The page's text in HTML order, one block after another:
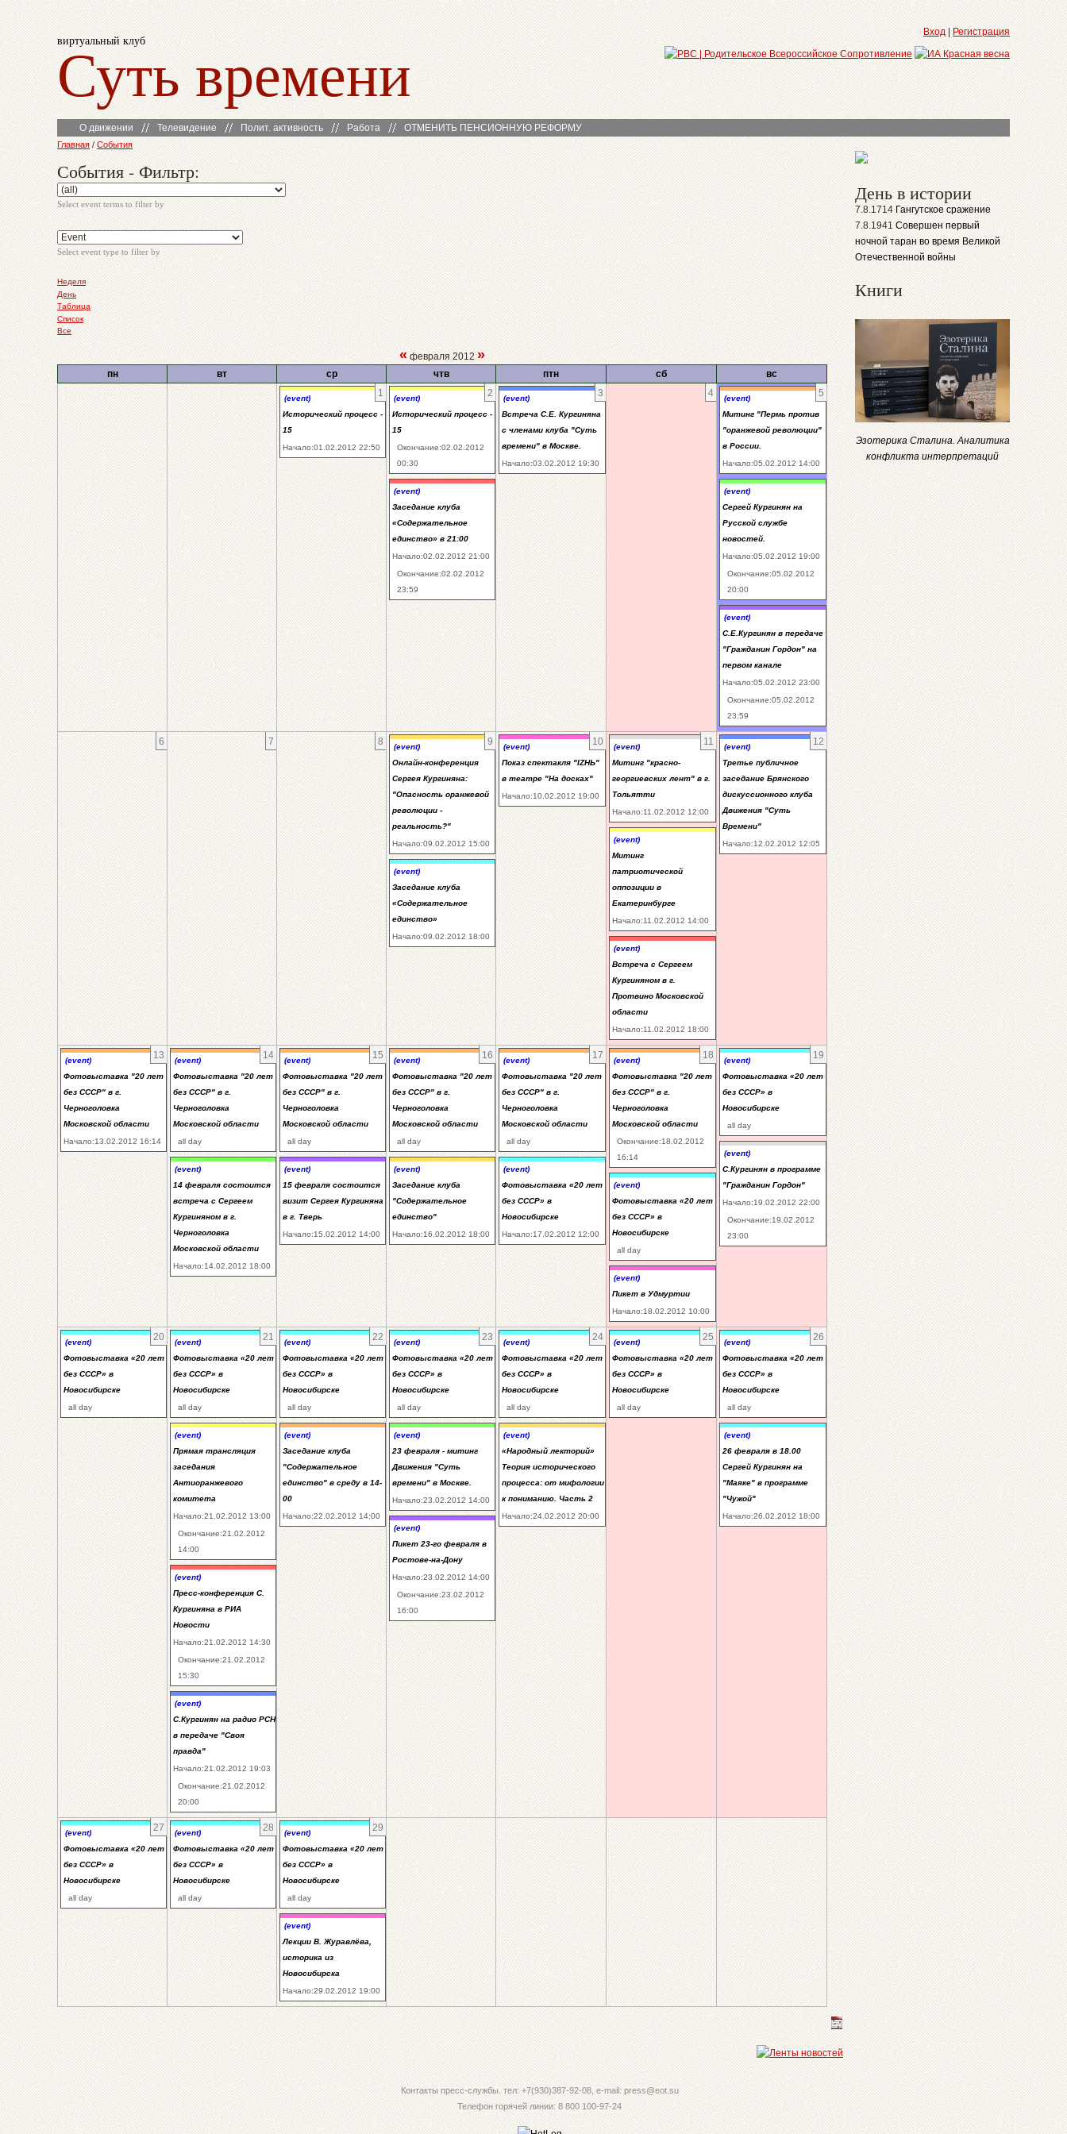
виртуальный клуб
Суть времени
Вход Регистрация
О движении Телевидение Полит. активность Работа ОТМЕНИТЬ ПЕНСИОННУЮ РЕФОРМУ
Главная / События
События - Фильтр:
Select event terms to filter by
Select event type to filter by
Неделя
День
Таблица
Список
Все
« февраля 2012 »
пн вт ср чтв птн сб
вс
1
(event)
Исторический процесс -
15
Начало:01.02.2012 22:50
2
(event)
Исторический процесс -
15
Окончание:02.02.2012
00:30
(event)
Заседание клуба
«Содержательное
единство» в 21:00
Начало:02.02.2012 21:00
Окончание:02.02.2012
23:59
3
(event)
Встреча С.Е. Кургиняна
с членами клуба "Суть
времени" в Москве.
Начало:03.02.2012 19:30
4 5
(event)
Митинг "Пермь против
"оранжевой революции"
в России.
Начало:05.02.2012 14:00
(event)
Сергей Кургинян на
Русской службе
новостей.
Начало:05.02.2012 19:00
Окончание:05.02.2012
20:00
(event)
С.Е.Кургинян в передаче
"Гражданин Гордон" на
первом канале
Начало:05.02.2012 23:00
Окончание:05.02.2012
23:59
6 7 8 9
(event)
Онлайн-конференция
Сергея Кургиняна:
"Опасность оранжевой
революции -
реальность?"
Начало:09.02.2012 15:00
(event)
Заседание клуба
«Содержательное
единство»
Начало:09.02.2012 18:00
10
(event)
Показ спектакля "IZНЬ"
в театре "На досках"
Начало:10.02.2012 19:00
11
(event)
Митинг "красно-
георгиевских лент" в г.
Тольятти
Начало:11.02.2012 12:00
(event)
Митинг
патриотической
оппозиции в
Екатеринбурге
Начало:11.02.2012 14:00
(event)
Встреча с Сергеем
Кургиняном в г.
Протвино Московской
области
Начало:11.02.2012 18:00
12
(event)
Третье публичное
заседание Брянского
дискуссионного клуба
Движения "Суть
Времени"
Начало:12.02.2012 12:05
13
(event)
Фотовыставка "20 лет
без СССР" в г.
Черноголовка
Московской области
Начало:13.02.2012 16:14
14
(event)
Фотовыставка "20 лет
без СССР" в г.
Черноголовка
Московской области
all day
(event)
14 февраля состоится
встреча с Сергеем
Кургиняном в г.
Черноголовка
Московской области
Начало:14.02.2012 18:00
15
(event)
Фотовыставка "20 лет
без СССР" в г.
Черноголовка
Московской области
all day
(event)
15 февраля состоится
визит Сергея Кургиняна
в г. Тверь
Начало:15.02.2012 14:00
16
(event)
Фотовыставка "20 лет
без СССР" в г.
Черноголовка
Московской области
all day
(event)
Заседание клуба
"Содержательное
единство"
Начало:16.02.2012 18:00
17
(event)
Фотовыставка "20 лет
без СССР" в г.
Черноголовка
Московской области
all day
(event)
Фотовыставка «20 лет
без СССР» в
Новосибирске
Начало:17.02.2012 12:00
18
(event)
Фотовыставка "20 лет
без СССР" в г.
Черноголовка
Московской области
Окончание:18.02.2012
16:14
(event)
Фотовыставка «20 лет
без СССР» в
Новосибирске
all day
(event)
Пикет в Удмуртии
Начало:18.02.2012 10:00
19
(event)
Фотовыставка «20 лет
без СССР» в
Новосибирске
all day
(event)
С.Кургинян в программе
"Гражданин Гордон"
Начало:19.02.2012 22:00
Окончание:19.02.2012
23:00
20
(event)
Фотовыставка «20 лет
без СССР» в
Новосибирске
all day
21
(event)
Фотовыставка «20 лет
без СССР» в
Новосибирске
all day
(event)
Прямая трансляция
заседания
Антиоранжевого
комитета
Начало:21.02.2012 13:00
Окончание:21.02.2012
14:00
(event)
Пресс-конференция С.
Кургиняна в РИА
Новости
Начало:21.02.2012 14:30
Окончание:21.02.2012
15:30
(event)
С.Кургинян на радио РСН
в передаче "Своя
правда"
Начало:21.02.2012 19:03
Окончание:21.02.2012
20:00
22
(event)
Фотовыставка «20 лет
без СССР» в
Новосибирске
all day
(event)
Заседание клуба
"Содержательное
единство" в среду в 14-
00
Начало:22.02.2012 14:00
23
(event)
Фотовыставка «20 лет
без СССР» в
Новосибирске
all day
(event)
23 февраля - митинг
Движения "Суть
времени" в Москве.
Начало:23.02.2012 14:00
(event)
Пикет 23-го февраля в
Ростове-на-Дону
Начало:23.02.2012 14:00
Окончание:23.02.2012
16:00
24
(event)
Фотовыставка «20 лет
без СССР» в
Новосибирске
all day
(event)
«Народный лекторий»
Теория исторического
процесса: от мифологии
к пониманию. Часть 2
Начало:24.02.2012 20:00
25
(event)
Фотовыставка «20 лет
без СССР» в
Новосибирске
all day
26
(event)
Фотовыставка «20 лет
без СССР» в
Новосибирске
all day
(event)
26 февраля в 18.00
Сергей Кургинян на
"Маяке" в программе
"Чужой"
Начало:26.02.2012 18:00
27
(event)
Фотовыставка «20 лет
без СССР» в
Новосибирске
all day
28
(event)
Фотовыставка «20 лет
без СССР» в
Новосибирске
all day
29
(event)
Фотовыставка «20 лет
без СССР» в
Новосибирске
all day
(event)
Лекции В. Журавлёва,
историка из
Новосибирска
Начало:29.02.2012 19:00
Контакты пресс-службы. тел: +7(930)387-92-08, e-mail: press@eot.su
Телефон горячей линии: 8 800 100-97-24
День в истории
7.8.1714 Гангутское сражение
7.8.1941 Совершен первый
ночной таран во время Великой
Отечественной войны
Книги
Эзотерика Сталина. Аналитика
конфликта интерпретаций